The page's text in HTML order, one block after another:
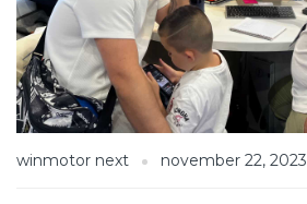
winmotor next november 22, 2023